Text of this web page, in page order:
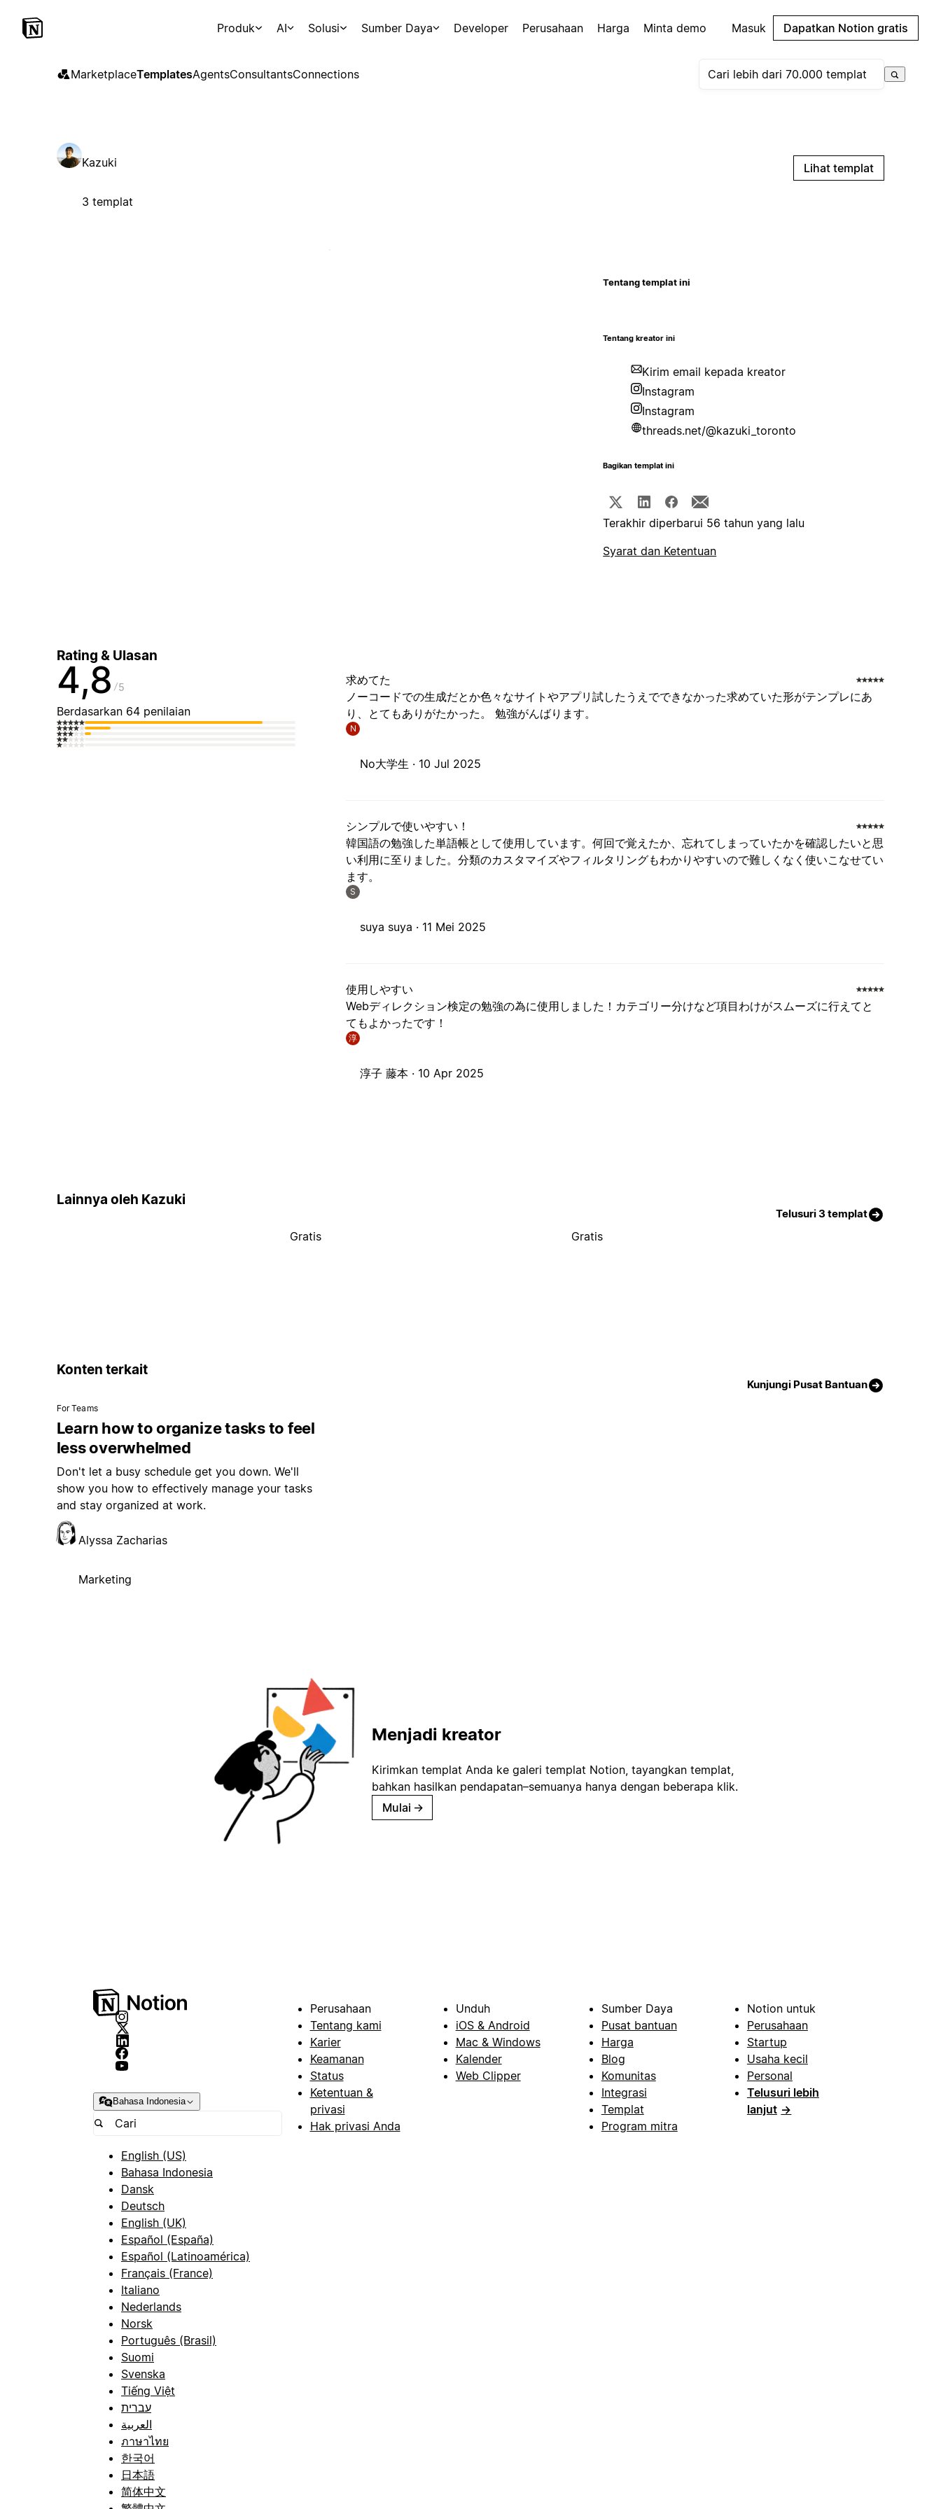
Produk AI Solusi Sumber Daya Developer Perusahaan Harga Minta demo Masuk Dapatkan Notion gratis
MarketplaceTemplatesAgentsConsultantsConnections
Kazuki
3 templat
Lihat templat
Tentang templat ini
Tentang kreator ini
Kirim email kepada kreator
Instagram
Instagram
threads.net/@kazuki_toronto
Bagikan templat ini
Terakhir diperbarui 56 tahun yang lalu
Syarat dan Ketentuan
Rating & Ulasan
4,8 5
Berdasarkan 64 penilaian
求めてた
ノーコードでの生成だとか色々なサイトやアプリ試したうえでできなかった求めていた形がテンプレにあ
り、とてもありがたかった。 勉強がんばります。
N
No大学生 · 10 Jul 2025
シンプルで使いやすい！
韓国語の勉強した単語帳として使用しています。何回で覚えたか、忘れてしまっていたかを確認したいと思
い利用に至りました。分類のカスタマイズやフィルタリングもわかりやすいので難しくなく使いこなせてい
ます。
S
suya suya · 11 Mei 2025
使用しやすい
Webディレクション検定の勉強の為に使用しました！カテゴリー分けなど項目わけがスムーズに行えてと
てもよかったです！
淳
淳子 藤本 · 10 Apr 2025
Lainnya oleh Kazuki
Telusuri 3 templat
Gratis Gratis
Konten terkait
Kunjungi Pusat Bantuan
For Teams
Learn how to organize tasks to feel
less overwhelmed
Don't let a busy schedule get you down. We'll
show you how to effectively manage your tasks
and stay organized at work.
Alyssa Zacharias
Marketing
Menjadi kreator
Kirimkan templat Anda ke galeri templat Notion, tayangkan templat,
bahkan hasilkan pendapatan–semuanya hanya dengan beberapa klik.
Mulai →
Bahasa Indonesia
English (US)
Bahasa Indonesia
Dansk
Deutsch
English (UK)
Español (España)
Español (Latinoamérica)
Français (France)
Italiano
Nederlands
Norsk
Português (Brasil)
Suomi
Svenska
Tiếng Việt
עברית
العربية
ภาษาไทย
한국어
日本語
简体中文
Perusahaan
Tentang kami
Karier
Keamanan
Status
Ketentuan &
privasi
Hak privasi Anda
Unduh
iOS & Android
Mac & Windows
Kalender
Web Clipper
Sumber Daya
Pusat bantuan
Harga
Blog
Komunitas
Integrasi
Templat
Program mitra
Notion untuk
Perusahaan
Startup
Usaha kecil
Personal
Telusuri lebih
lanjut →